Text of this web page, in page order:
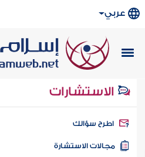
عربي
الاستشارات
سؤالك